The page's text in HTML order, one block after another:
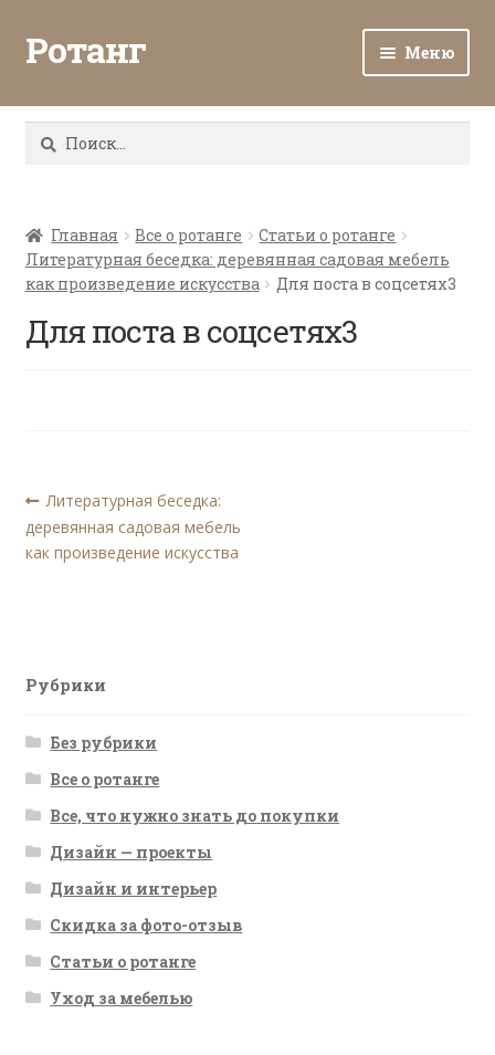
Ротанг Меню
Каталог
Все о ротанге
Ротанг оптом
Найти:
Главная Все о ротанге
Статьи о ротанге
Литературная беседка: деревянная садовая мебель
как произведение искусства
Для поста в соцсетях3
Для поста в соцсетях3
Навигация
по
Предыдущая
запись:
Литературная беседка:
деревянная садовая мебель
как произведение искусства
Рубрики
Без рубрики
Все о ротанге
Все, что нужно знать до покупки
Дизайн — проекты
Дизайн и интерьер
Скидка за фото-отзыв
Статьи о ротанге
Уход за мебелью